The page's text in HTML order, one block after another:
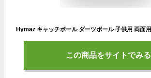
この商品をサイトでみる